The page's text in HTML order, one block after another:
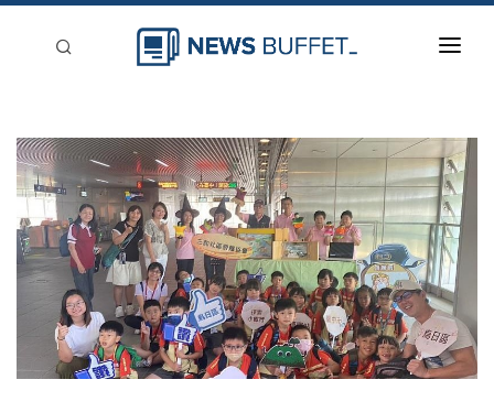
新聞稿分類
登入
刊登